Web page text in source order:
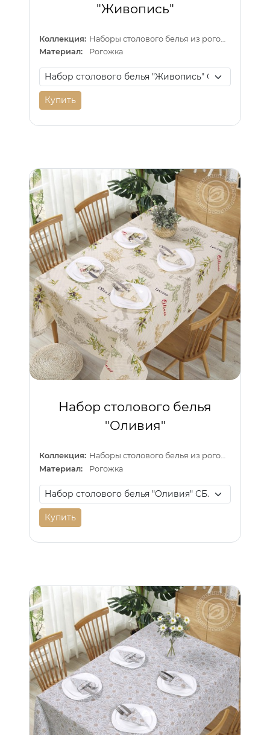
"Живопись"
Коллекция:
Материал:
Рогожка
Купить
Набор столового белья
"Оливия"
Коллекция:
Наборы столового белья из рогожки
Материал:
Рогожка
Купить